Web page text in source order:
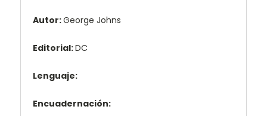
Autor:George Johns
Editorial:DC
Lenguaje:
Encuadernación: